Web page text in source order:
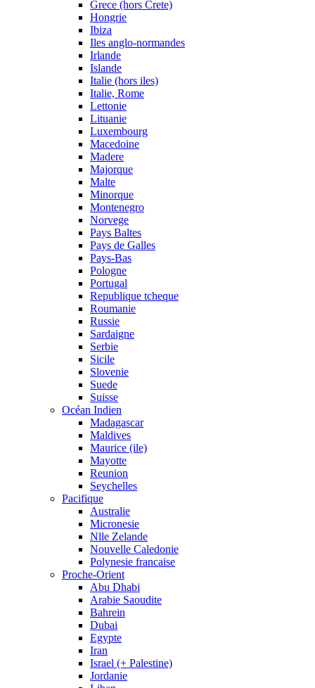
Grece (hors Crete)
Hongrie
Ibiza
Iles anglo-normandes
Irlande
Islande
Italie (hors iles)
Italie, Rome
Lettonie
Lituanie
Luxembourg
Macedoine
Madere
Majorque
Malte
Minorque
Montenegro
Norvege
Pays Baltes
Pays de Galles
Pays-Bas
Pologne
Portugal
Republique tcheque
Roumanie
Russie
Sardaigne
Serbie
Sicile
Slovenie
Suede
Suisse
Océan Indien
Madagascar
Maldives
Maurice (ile)
Mayotte
Reunion
Seychelles
Pacifique
Australie
Micronesie
Nlle Zelande
Nouvelle Caledonie
Polynesie francaise
Proche-Orient
Abu Dhabi
Arabie Saoudite
Bahrein
Dubai
Egypte
Iran
Israel (+ Palestine)
Jordanie